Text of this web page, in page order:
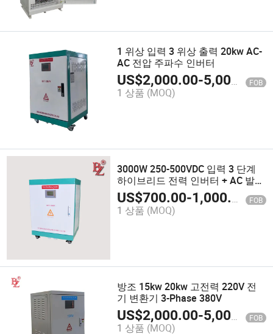
1 위상 입력 3 위상 출력 20kw AC-
AC 전압 주파수 인버터
US$2,000.00-5,000.00 FOB
1 상품 (MOQ)
3000W 250-500VDC 입력 3 단계
하이브리드 전력 인버터 + AC 발전
기 입력 배터리 저장 시스템 없이
US$700.00-1,000.00 FOB
1 상품 (MOQ)
방조 15kw 20kw 고전력 220V 전
기 변환기 3-Phase 380V
US$2,000.00-5,000.00 FOB
1 상품 (MOQ)